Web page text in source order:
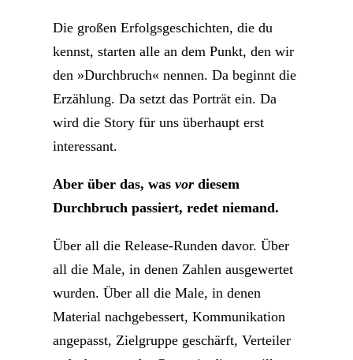
Die großen Erfolgsgeschichten, die du
kennst, starten alle an dem Punkt, den wir
den »Durchbruch« nennen. Da beginnt die
Erzählung. Da setzt das Porträt ein. Da
wird die Story für uns überhaupt erst
interessant.
Aber über das, was vordiesem
Durchbruch passiert, redet niemand.
Über all die Release-Runden davor. Über
all die Male, in denen Zahlen ausgewertet
wurden. Über all die Male, in denen
Material nachgebessert, Kommunikation
angepasst, Zielgruppe geschärft, Verteiler